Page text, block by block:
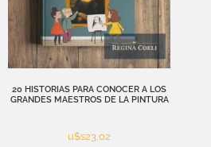
20 HISTORIAS PARA CONOCER A LOS
GRANDES MAESTROS DE LA PINTURA
u$s23,02